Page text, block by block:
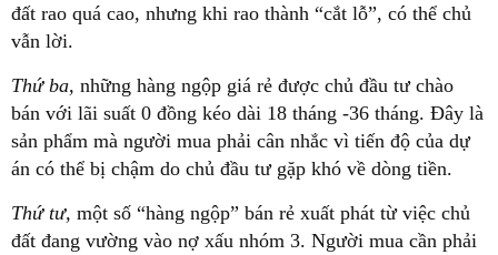
đất rao quá cao, nhưng khi rao thành “cắt lỗ”, có thể chủ
vẫn lời.
Thứ ba, những hàng ngộp giá rẻ được chủ đầu tư chào
bán với lãi suất 0 đồng kéo dài 18 tháng -36 tháng. Đây là
sản phẩm mà người mua phải cân nhắc vì tiến độ của dự
án có thể bị chậm do chủ đầu tư gặp khó về dòng tiền.
Thứ tư, một số “hàng ngộp” bán rẻ xuất phát từ việc chủ
đất đang vường vào nợ xấu nhóm 3. Người mua cần phải